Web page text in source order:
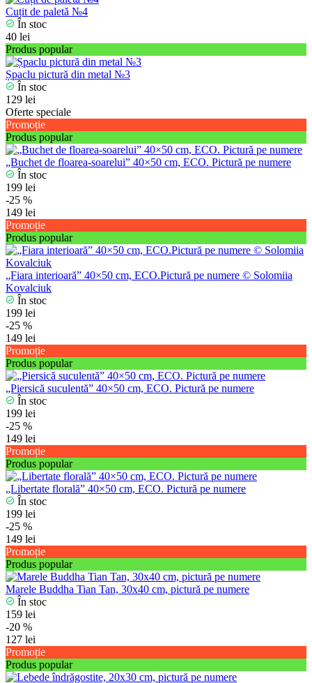
Cuțit de paletă №4
În stoc
40 lei
Produs popular
Șpaclu pictură din metal №3
În stoc
129 lei
Oferte speciale
Promoție
Produs popular
„Buchet de floarea-soarelui” 40×50 cm, ECO. Pictură pe numere
În stoc
199 lei
-25 %
149 lei
Promoție
Produs popular
„Fiara interioară” 40×50 cm, ECO.Pictură pe numere © Solomiia
Kovalciuk
În stoc
199 lei
-25 %
149 lei
Promoție
Produs popular
„Piersică suculentă” 40×50 cm, ECO. Pictură pe numere
În stoc
199 lei
-25 %
149 lei
Promoție
Produs popular
„Libertate florală” 40×50 cm, ECO. Pictură pe numere
În stoc
199 lei
-25 %
149 lei
Promoție
Produs popular
Marele Buddha Tian Tan, 30x40 cm, pictură pe numere
În stoc
159 lei
-20 %
127 lei
Promoție
Produs popular